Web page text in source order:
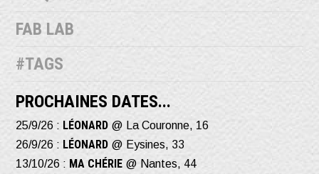
FAB LAB
#TAGS
PROCHAINES DATES...
25/9/26 : LÉONARD @ La Couronne, 16
26/9/26 : LÉONARD @ Eysines, 33
13/10/26 : MA CHÉRIE @ Nantes, 44